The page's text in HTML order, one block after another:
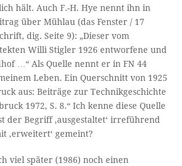
hält. Auch F.-H. Hye nennt ihn in
über Mühlau (das Fenster / 17
dig. Seite 9): „Dieser vom
Willi Stigler 1926 entworfene und
…“ Als Quelle nennt er in FN 44
Leben. Ein Querschnitt von 1925
aus: Beiträge zur Technikgeschichte
1972, S. 8.“ Ich kenne diese Quelle
der Begriff ‚ausgestaltet‘ irreführend
‚erweitert‘ gemeint?
viel später (1986) noch einen